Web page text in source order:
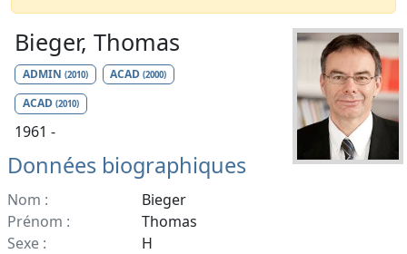
Bieger, Thomas
ADMIN (2010) ACAD(2000)
ACAD (2010)
1961 -
Données biographiques
Nom :
Bieger
Prénom :
Thomas
Sexe :
H